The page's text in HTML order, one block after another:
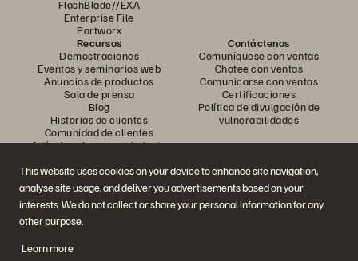
This website uses cookies on your device to enhance site navigation,
analyse site usage, and deliver you advertisements based on your
interests. We do not collect or share your personal information for any
other purpose.
Learn more
FlashBlade//EXA
Enterprise File
Portworx
Recursos
Demostraciones
Eventos y seminarios web
Anuncios de productos
Sala de prensa
Blog
Historias de clientes
Comunidad de clientes
Artículo sobre conocimiento
Contáctenos
Comuníquese con ventas
Chatee con ventas
Comunicarse con ventas
Certificaciones
Política de divulgación de
vulnerabilidades
Únase a la conversación
Siga todos los canales sociales oficiales de Everpure